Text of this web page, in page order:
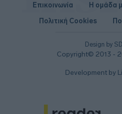
Design by
Copyright© 2013 -
Επικοινωνία Η ομάδα
Πολιτική Cookies
Development by